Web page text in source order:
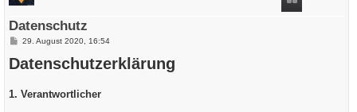
Datenschutz
B
i
t
g
29. August 2020, 16:54
Datenschutzerklärung
1. Verantwortlicher